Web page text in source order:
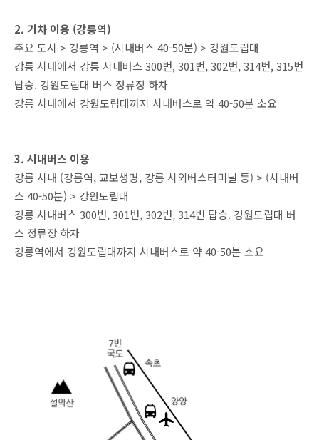
2. 기차 이용 (강릉역)
주요 도시 > 강릉역 > (시내버스 40-50분) > 강원도립대
강릉 시내에서 강릉 시내버스 300번, 301번, 302번, 314번, 315번
탑승. 강원도립대 버스 정류장 하차
강릉 시내에서 강원도립대까지 시내버스로 약 40-50분 소요
3. 시내버스 이용
강릉 시내 (강릉역, 교보생명, 강릉 시외버스터미널 등) > (시내버
스 40-50분) > 강원도립대
강릉 시내버스 300번, 301번, 302번, 314번 탑승. 강원도립대 버
스 정류장 하차
강릉역에서 강원도립대까지 시내버스로 약 40-50분 소요